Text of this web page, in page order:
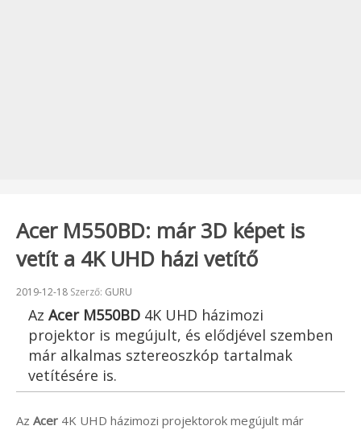
Acer M550BD: már 3D képet is
vetít a 4K UHD házi vetítő
Beküldve:
2019-12-18 Szerző: GURU
Az Acer M550BD 4K UHD házimozi
projektor is megújult, és elődjével szemben
már alkalmas sztereoszkóp tartalmak
vetítésére is.
Az Acer 4K UHD házimozi projektorok megújult már